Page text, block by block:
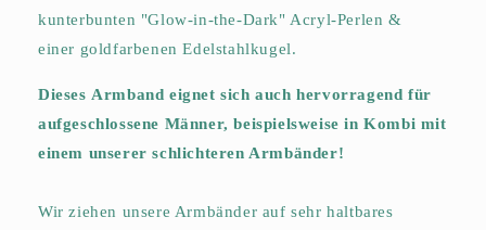
kunterbunten "Glow-in-the-Dark" Acryl-Perlen &
einer goldfarbenen Edelstahlkugel.
Dieses Armband eignet sich auch hervorragend für
aufgeschlossene Männer, beispielsweise in Kombi mit
einem unserer schlichteren Armbänder!
Wir ziehen unsere Armbänder auf sehr haltbares